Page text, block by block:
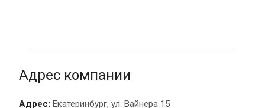
Адрес компании
Адрес: Екатеринбург, ул. Вайнера 15